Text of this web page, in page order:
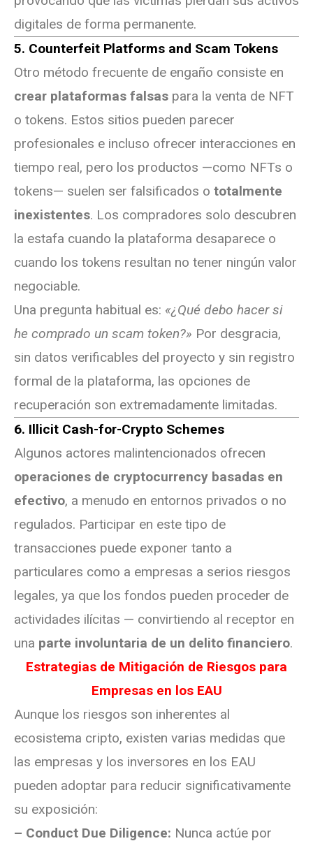
digitales de forma permanente.
5. Counterfeit Platforms and Scam Tokens
Otro método frecuente de engaño consiste en
crear plataformas falsas para la venta de NFT
o tokens. Estos sitios pueden parecer
profesionales e incluso ofrecer interacciones en
tiempo real, pero los productos —como NFTs o
tokens— suelen ser falsificados o totalmente
inexistentes. Los compradores solo descubren
la estafa cuando la plataforma desaparece o
cuando los tokens resultan no tener ningún valor
negociable.
Una pregunta habitual es: «¿Qué debo hacer si
he comprado un scam token?» Por desgracia,
sin datos verificables del proyecto y sin registro
formal de la plataforma, las opciones de
recuperación son extremadamente limitadas.
6. Illicit Cash-for-Crypto Schemes
Algunos actores malintencionados ofrecen
operaciones de cryptocurrency basadas en
efectivo, a menudo en entornos privados o no
regulados. Participar en este tipo de
transacciones puede exponer tanto a
particulares como a empresas a serios riesgos
legales, ya que los fondos pueden proceder de
actividades ilícitas — convirtiendo al receptor en
una parte involuntaria de un delito financiero.
Estrategias de Mitigación de Riesgos para
Empresas en los EAU
Aunque los riesgos son inherentes al
ecosistema cripto, existen varias medidas que
las empresas y los inversores en los EAU
pueden adoptar para reducir significativamente
su exposición:
– Conduct Due Diligence: Nunca actúe por